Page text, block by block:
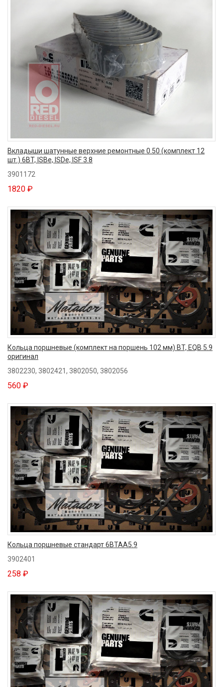
Вкладыши шатунные верхние ремонтные 0.50 (комплект 12
шт.) 6BT, ISBe, ISDe, ISF 3.8
3901172
1820 ₽
Кольца поршневые (комплект на поршень 102 мм) BT, EQB 5.9
оригинал
3802230, 3802421, 3802050, 3802056
560 ₽
Кольца поршневые стандарт 6BTAA5.9
3902401
258 ₽